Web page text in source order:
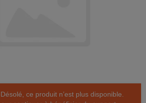
ce produit n’est plus disponible.